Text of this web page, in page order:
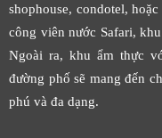
shophouse, condotel,
công viên nước Safari,
Ngoài ra, khu ẩm thực
đường phố sẽ mang đến
phú và đa dạng.